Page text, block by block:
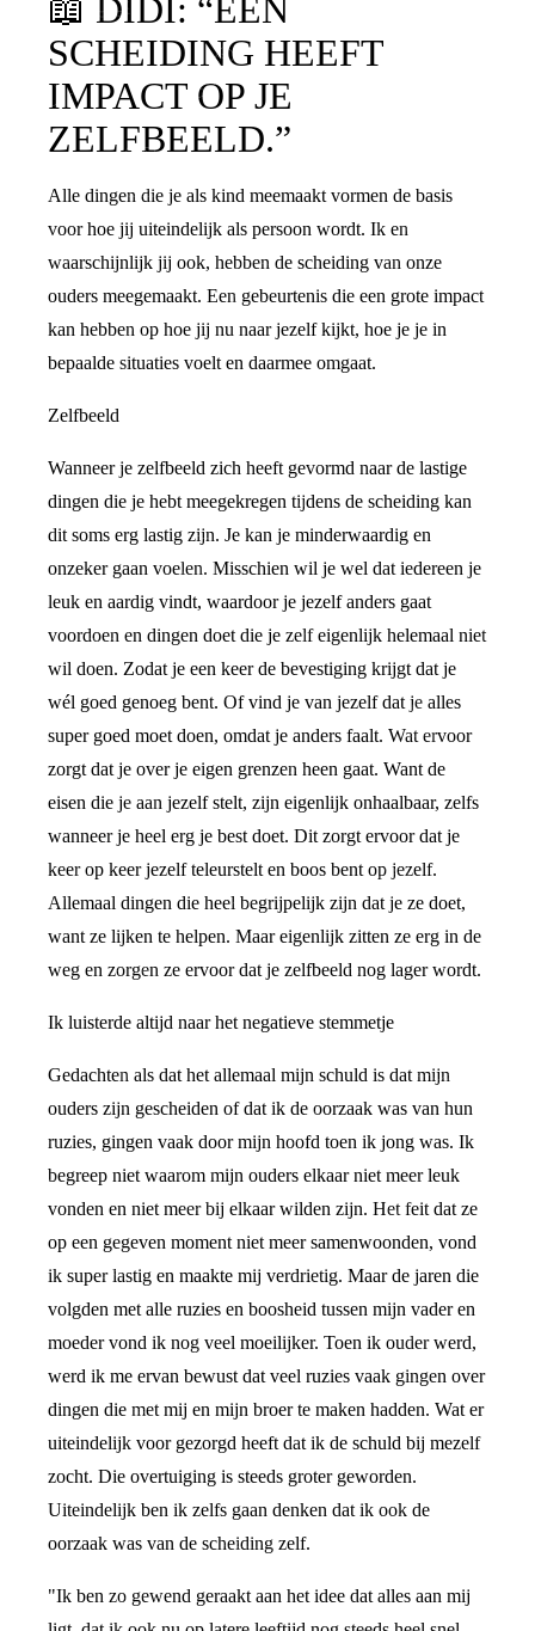
📖 DIDI: “EEN
SCHEIDING HEEFT
IMPACT OP JE
ZELFBEELD.”
Alle dingen die je als kind meemaakt vormen de basis
voor hoe jij uiteindelijk als persoon wordt. Ik en
waarschijnlijk jij ook, hebben de scheiding van onze
ouders meegemaakt. Een gebeurtenis die een grote impact
kan hebben op hoe jij nu naar jezelf kijkt, hoe je je in
bepaalde situaties voelt en daarmee omgaat.
Zelfbeeld
Wanneer je zelfbeeld zich heeft gevormd naar de lastige
dingen die je hebt meegekregen tijdens de scheiding kan
dit soms erg lastig zijn. Je kan je minderwaardig en
onzeker gaan voelen. Misschien wil je wel dat iedereen je
leuk en aardig vindt, waardoor je jezelf anders gaat
voordoen en dingen doet die je zelf eigenlijk helemaal niet
wil doen. Zodat je een keer de bevestiging krijgt dat je
wél goed genoeg bent. Of vind je van jezelf dat je alles
super goed moet doen, omdat je anders faalt. Wat ervoor
zorgt dat je over je eigen grenzen heen gaat. Want de
eisen die je aan jezelf stelt, zijn eigenlijk onhaalbaar, zelfs
wanneer je heel erg je best doet. Dit zorgt ervoor dat je
keer op keer jezelf teleurstelt en boos bent op jezelf.
Allemaal dingen die heel begrijpelijk zijn dat je ze doet,
want ze lijken te helpen. Maar eigenlijk zitten ze erg in de
weg en zorgen ze ervoor dat je zelfbeeld nog lager wordt.
Ik luisterde altijd naar het negatieve stemmetje
Gedachten als dat het allemaal mijn schuld is dat mijn
ouders zijn gescheiden of dat ik de oorzaak was van hun
ruzies, gingen vaak door mijn hoofd toen ik jong was. Ik
begreep niet waarom mijn ouders elkaar niet meer leuk
vonden en niet meer bij elkaar wilden zijn. Het feit dat ze
op een gegeven moment niet meer samenwoonden, vond
ik super lastig en maakte mij verdrietig. Maar de jaren die
volgden met alle ruzies en boosheid tussen mijn vader en
moeder vond ik nog veel moeilijker. Toen ik ouder werd,
werd ik me ervan bewust dat veel ruzies vaak gingen over
dingen die met mij en mijn broer te maken hadden. Wat er
uiteindelijk voor gezorgd heeft dat ik de schuld bij mezelf
zocht. Die overtuiging is steeds groter geworden.
Uiteindelijk ben ik zelfs gaan denken dat ik ook de
oorzaak was van de scheiding zelf.
"Ik ben zo gewend geraakt aan het idee dat alles aan mij